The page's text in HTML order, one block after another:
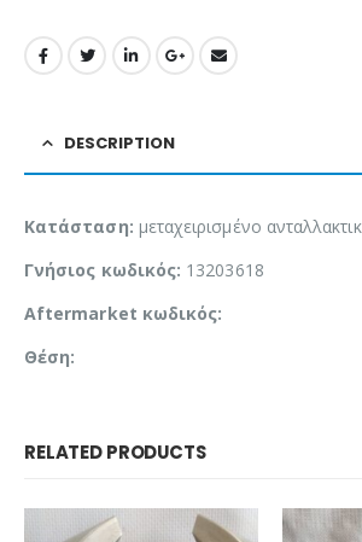
DESCRIPTION
Κατάσταση: μεταχειρισμένο
Γνήσιος κωδικός: 13203618
Aftermarket κωδικός:
Θέση:
RELATED PRODUCTS